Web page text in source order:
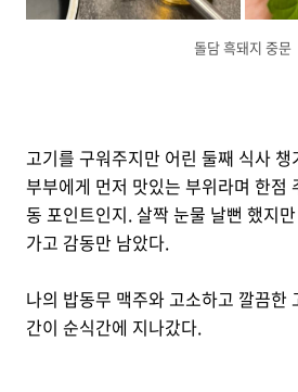
돌담 흑돼지 중문
고기를 구워주지만 어린 둘째 식사
부부에게 먼저 맛있는 부위라며 한점
동 포인트인지. 살짝 눈물 날뻔 했지
가고 감동만 남았다.
나의 밥동무 맥주와 고소하고 깔끔한
간이 순식간에 지나갔다.